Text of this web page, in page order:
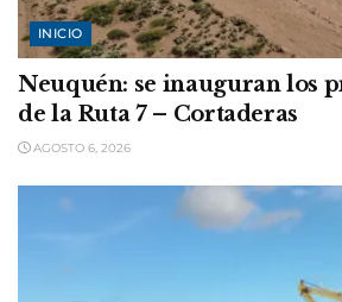
INICIO
Neuquén: se inauguran los
de la Ruta 7 – Cortaderas
AGOSTO 6, 2026